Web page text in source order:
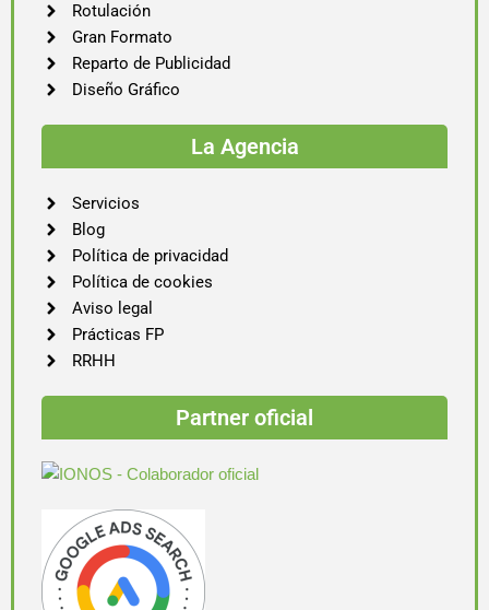
Rotulación
Gran Formato
Reparto de Publicidad
Diseño Gráfico
La Agencia
Servicios
Blog
Política de privacidad
Política de cookies
Aviso legal
Prácticas FP
RRHH
Partner oficial